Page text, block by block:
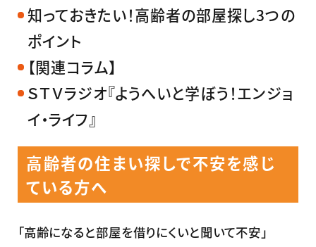
知っておきたい！高齢者の部屋探し3つの
ポイント
【関連コラム】
ＳＴＶラジオ『ようへいと学ぼう！エンジョ
イ・ライフ』
高齢者の住まい探しで不安を感じ
ている方へ
「高齢になると部屋を借りにくいと聞いて不安」